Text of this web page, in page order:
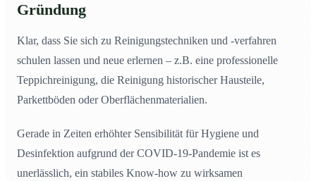
Gründung
Klar, dass Sie sich zu Reinigungstechniken und -verfahren
schulen lassen und neue erlernen – z.B. eine professionelle
Teppichreinigung, die Reinigung historischer Hausteile,
Parkettböden oder Oberflächenmaterialien.
Gerade in Zeiten erhöhter Sensibilität für Hygiene und
Desinfektion aufgrund der COVID-19-Pandemie ist es
unerlässlich, ein stabiles Know-how zu wirksamen